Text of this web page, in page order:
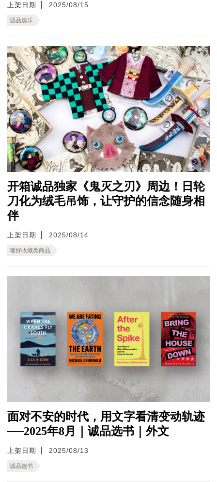
上架日期 2025/08/15
诚品选乐
开箱诚品独家《鬼灭之刃》周边！日轮
刀化为绒毛吊饰，让守护的信念随身相
伴
上架日期 2025/08/14
嗜好收藏类商品
面对不安的时代，用文字看清变动轨迹
──2025年8月｜诚品选书｜外文
上架日期 2025/08/13
诚品选书